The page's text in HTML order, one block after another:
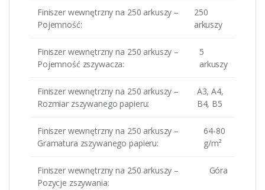
Finiszer wewnętrzny na 250 arkuszy –
Pojemność:
250
arkuszy
Finiszer wewnętrzny na 250 arkuszy –
Pojemność zszywacza:
5
arkuszy
Finiszer wewnętrzny na 250 arkuszy –
Rozmiar zszywanego papieru:
A3, A4,
B4, B5
Finiszer wewnętrzny na 250 arkuszy –
Gramatura zszywanego papieru:
64-80
g/m²
Finiszer wewnętrzny na 250 arkuszy –
Pozycje zszywania:
Góra